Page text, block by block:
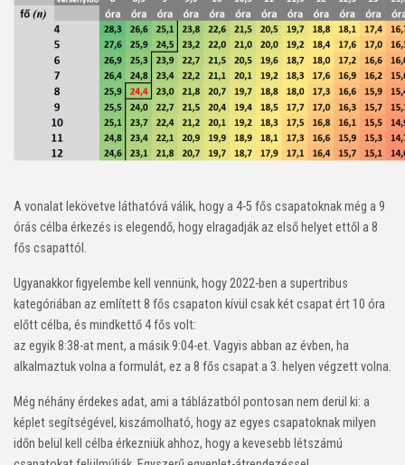
A vonalat lekövetve láthatóvá válik, hogy a 4-5 fős csapatoknak még a 9
órás célba érkezés is elegendő, hogy elragadják az első helyet ettől a 8
fős csapattól.
Ugyanakkor figyelembe kell vennünk, hogy 2022-ben a supertribus
kategóriában az említett 8 fős csapaton kívül csak két csapat ért 10 óra
előtt célba, és mindkettő 4 fős volt:
az egyik 8:38-at ment, a másik 9:04-et. Vagyis abban az évben, ha
alkalmaztuk volna a formulát, ez a 8 fős csapat a 3. helyen végzett volna.
Még néhány érdekes adat, ami a táblázatból pontosan nem derül ki: a
képlet segítségével, kiszámolható, hogy az egyes csapatoknak milyen
időn belül kell célba érkezniük ahhoz, hogy a kevesebb létszámú